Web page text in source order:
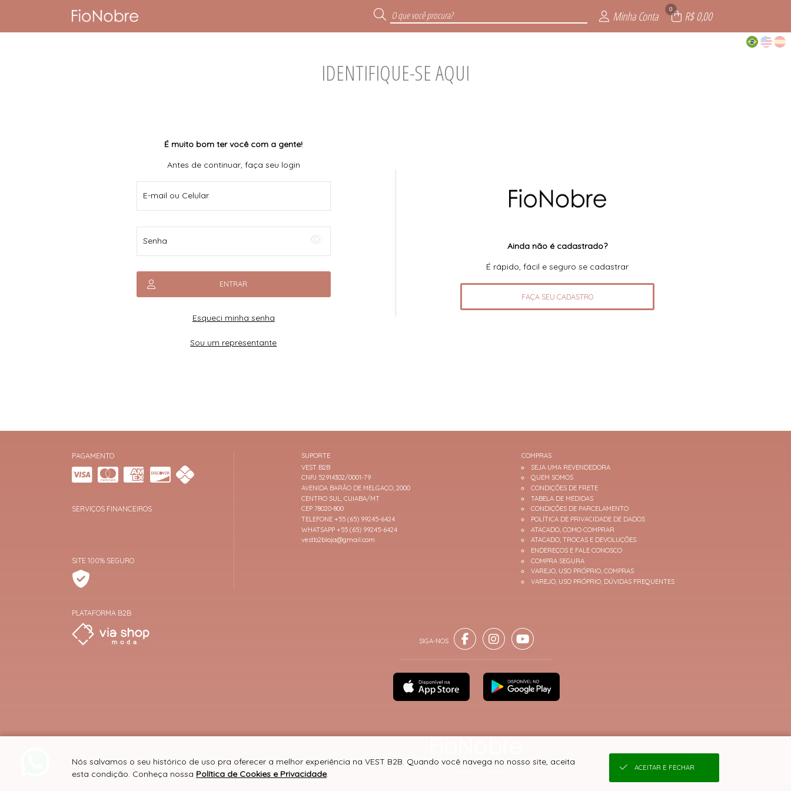
Minha Conta 0 R$ 0,00
IDENTIFIQUE-SE AQUI
É muito bom ter você com a gente!
Antes de continuar, faça seu login
E-mail ou Celular
Senha
ENTRAR
Esqueci minha senha
Sou um representante
Ainda não é cadastrado?
É rápido, fácil e seguro se cadastrar
FAÇA SEU CADASTRO
PAGAMENTO
SERVIÇOS FINANCEIROS
SITE 100% SEGURO
PLATAFORMA B2B
SUPORTE
VEST B2B
CNPJ 52914302/0001-79
AVENIDA BARÃO DE MELGAÇO, 2000
CENTRO SUL, CUIABA/MT
CEP 78020-800
TELEFONE +55 (65) 99245-6424
WHATSAPP +55 (65) 99245-6424
vestb2bloja@gmail.com
COMPRAS
SEJA UMA REVENDEDORA
QUEM SOMOS
CONDIÇÕES DE FRETE
TABELA DE MEDIDAS
CONDIÇÕES DE PARCELAMENTO
POLÍTICA DE PRIVACIDADE DE DADOS
ATACADO, COMO COMPRAR
ATACADO, TROCAS E DEVOLUÇÕES
ENDEREÇOS E FALE CONOSCO
COMPRA SEGURA
VAREJO, USO PRÓPRIO, COMPRAS
VAREJO, USO PRÓPRIO, DÚVIDAS FREQUENTES
Nós salvamos o seu histórico de uso pra oferecer a melhor experiência na VEST B2B. Quando você navega no nosso site, aceita
esta condição. Conheça nossa Política de Cookies e Privacidade.
ACEITAR E FECHAR